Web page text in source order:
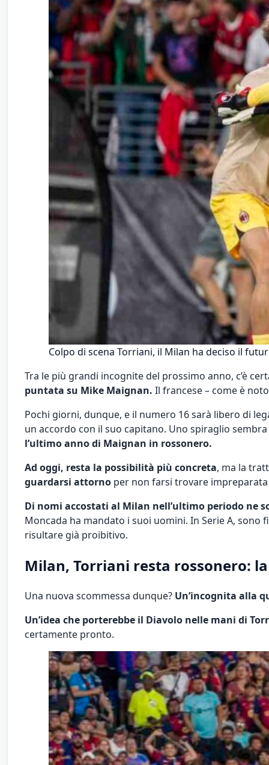
Colpo di scena Torriani, il Milan ha deciso il
Tra le più grandi incognite del prossimo anno, c’è
puntata su Mike Maignan. Il francese – come è
Pochi giorni, dunque, e il numero 16 sarà libero di
un accordo con il suo capitano. Uno spiraglio
l’ultimo anno di Maignan in rossonero.
Ad oggi, resta la possibilità più concreta, ma la
guardarsi attorno per non farsi trovare
Di nomi accostati al Milan nell’ultimo periodo ne
Moncada ha mandato i suoi uomini. In Serie A,
risultare già proibitivo.
Milan, Torriani resta rossonero:
Una nuova scommessa dunque? Un’incognita alla
Un’idea che porterebbe il Diavolo nelle mani di
certamente pronto.